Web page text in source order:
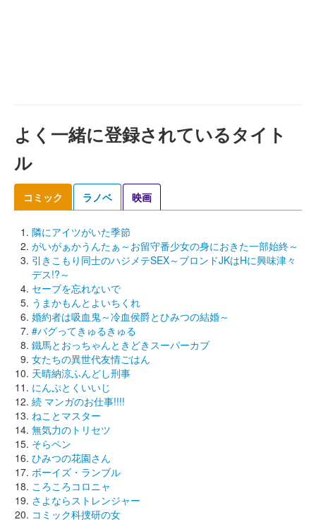
よく一緒に登録されているタイト
ル
コミック ラノベ 映画
隣にアイツがいた季節
がいがぁかうんたぁ～お留守番少女の身におきた一部始終～
引きこもり同士のハジメテSEX～ブロンドJKはHに興味津々
デス!?～
セーブを忘れないで
うまかもんとよいちくれ
婚約者は吸血鬼～冷血侯爵とひみつの結婚～
#バグってきゅるきゅる
鐵馬とおっちゃんときどきスーパーカブ
女たちの異世代友情ごはん
天晴納涼ふんどし刑事
にんぷとくいいじ
続 マンガのお仕事!!!!
ねことマスター
無気力のトリセツ
そらペン
ひみつの花園さん
ボーイズ・ランブル
ころころコロニャ
さよならストレンジャー
コミック科捜研の女